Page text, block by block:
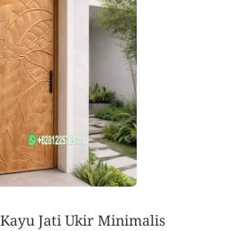
Jati Ukir Minimalis